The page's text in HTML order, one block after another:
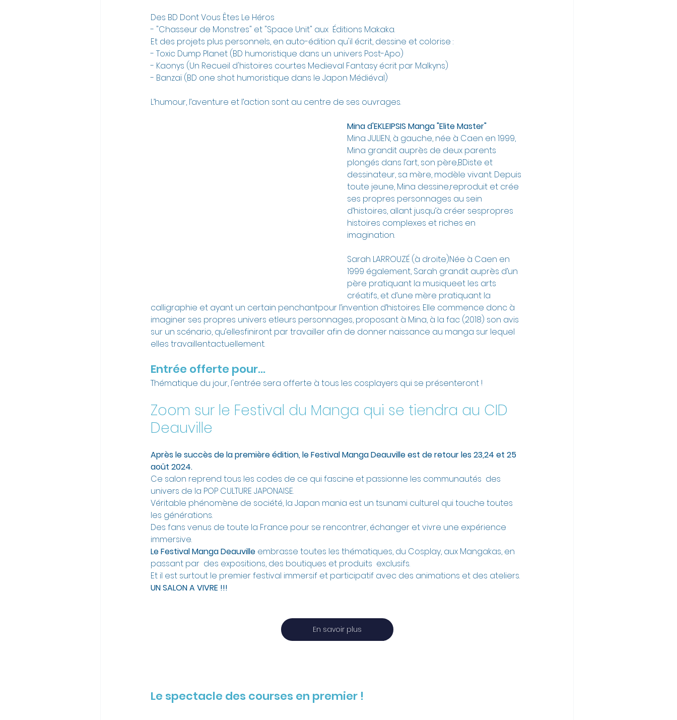
Des BD Dont Vous Êtes Le Héros
- "Chasseur de Monstres" et "Space Unit" aux  Éditions Makaka.
Et des projets plus personnels, en auto-édition qu'il écrit, dessine et colorise :
- Toxic Dump Planet (BD humoristique dans un univers Post-Apo)
- Kaonys (Un Recueil d'histoires courtes Medieval Fantasy écrit par Malkyns)
- Banzaï (BD one shot humoristique dans le Japon Médiéval)
L’humour, l’aventure et l’action sont au centre de ses ouvrages.
Mina d'EKLEIPSIS Manga "Elite Master"
Mina JULIEN, à gauche, née à Caen en 1999,
Mina grandit auprès de deux parents
plongés dans l’art, son père,BDiste et
dessinateur, sa mère, modèle vivant. Depuis
toute jeune, Mina dessine,reproduit et crée
ses propres personnages au sein
d’histoires, allant jusqu’à créer sespropres
histoires complexes et riches en
imagination.
Sarah LARROUZÉ (à droite)Née à Caen en
1999 également, Sarah grandit auprès d’un
père pratiquant la musiqueet les arts
créatifs, et d’une mère pratiquant la
calligraphie et ayant un certain penchantpour l’invention d’histoires. Elle commence donc à
imaginer ses propres univers etleurs personnages, proposant à Mina, à la fac (2018) son avis
sur un scénario, qu’ellesfiniront par travailler afin de donner naissance au manga sur lequel
elles travaillentactuellement.
Entrée offerte pour...
Thématique du jour, l'entrée sera offerte à tous les cosplayers qui se présenteront !
Zoom sur le Festival du Manga qui se tiendra au CID
Deauville
Après le succès de la première édition, le Festival Manga Deauville est de retour les 23,24 et 25
août 2024.
Ce salon reprend tous les codes de ce qui fascine et passionne les communautés  des
univers de la POP CULTURE JAPONAISE.
Véritable phénomène de société, la Japan mania est un tsunami culturel qui touche toutes
les générations.
Des fans venus de toute la France pour se rencontrer, échanger et vivre une expérience
immersive.
Le Festival Manga Deauville embrasse toutes les thématiques, du Cosplay, aux Mangakas, en
passant par  des expositions, des boutiques et produits  exclusifs.​
Et il est surtout le premier festival immersif et participatif avec des animations et des ateliers.
UN SALON A VIVRE !!!
En savoir plus
Le spectacle des courses en premier !